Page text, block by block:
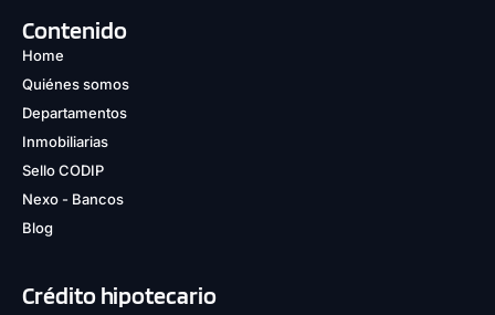
Contenido
Home
Quiénes somos
Departamentos
Inmobiliarias
Sello CODIP
Nexo - Bancos
Blog
Crédito hipotecario